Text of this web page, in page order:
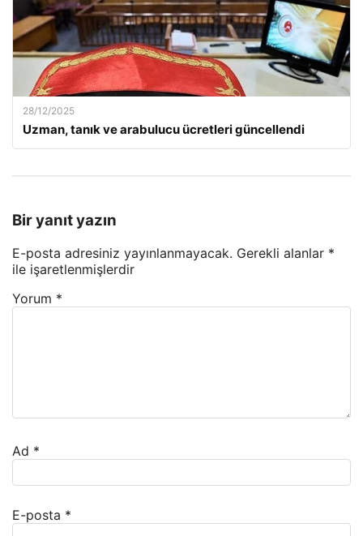
28/12/2025
Uzman, tanık ve arabulucu ücretleri güncellendi
Bir yanıt yazın
E-posta adresiniz yayınlanmayacak. Gerekli alanlar *
ile işaretlenmişlerdir
Yorum *
Ad *
E-posta *